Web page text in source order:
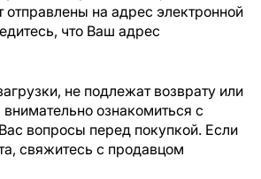
на адрес электронной
что Ваш адрес
не подлежат возврату или
ознакомиться с
вопросы перед покупкой. Если
свяжитесь с продавцом